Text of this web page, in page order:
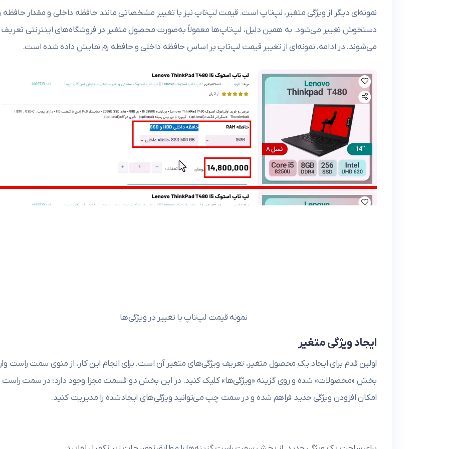
نمونه‌ای دیگر از ویژگی متغیر، لپ‌تاپ است. قیمت لپ‌تاپ نیز با تغییر مشخصاتی مانند حافظه داخلی و مقدار حافظه
دستخوش تغییر می‌شود. به همین دلیل، لپ‌تاپ‌ها معمولاً به‌صورت محصول متغیر در فروشگاه‌های اینترنتی تعریف
می‌شوند. در ادامه، نمونه‌ای از تغییر قیمت لپ‌تاپ بر اساس حافظه داخلی و حافظه رم نمایش داده شده است.
نمونه قیمت لپ‌تاپ با تغییر در ویژگی‌ها
ایجاد ویژگی‌ متغیر
اولین قدم برای ایجاد یک محصول متغیر، تعریف ویژگی‌های متغیر آن است. برای انجام این کار، از منوی سمت راست
بخش «محصولات» شده و روی گزینه «ویژگی‌ها» کلیک کنید. در این بخش دو قسمت مجزا وجود دارد؛ در سمت راست
امکان افزودن ویژگی جدید فراهم شده و در سمت چپ می‌توانید ویژگی‌های ایجادشده را مدیریت کنید.